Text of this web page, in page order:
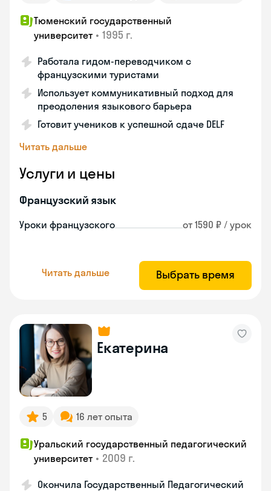
Тюменский государственный
университет • 1995 г.
Работала гидом-переводчиком с
французскими туристами
Использует коммуникативный подход для
преодоления языкового барьера
Готовит учеников к успешной сдаче DELF
Читать дальше
Услуги и цены
Французский язык
Уроки французского от 1590 ₽ / урок
Читать дальше Выбрать время
Екатерина
5 16 лет опыта
Уральский государственный педагогический
университет • 2009 г.
Окончила Государственный Педагогический